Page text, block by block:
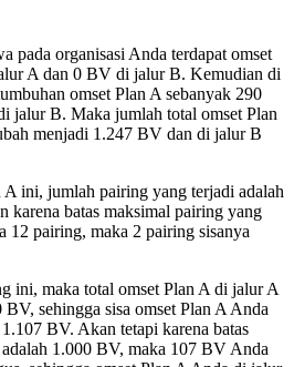
pada organisasi Anda terdapat omset
A dan 0 BV di jalur B. Kemudian di
omset Plan A sebanyak 290
jalur B. Maka jumlah total omset Plan
menjadi 1.247 BV dan di jalur B
A ini, jumlah pairing yang terjadi adalah
karena batas maksimal pairing yang
12 pairing, maka 2 pairing sisanya
ini, maka total omset Plan A di jalur A
BV, sehingga sisa omset Plan A Anda
BV. Akan tetapi karena batas
1.000 BV, maka 107 BV Anda